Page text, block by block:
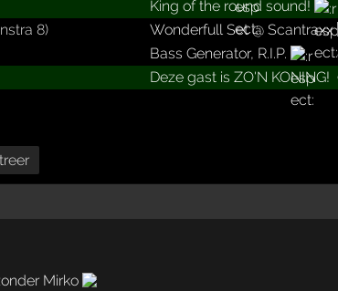
King of the round sound!
8) Wonderfull Set @ Scantraxx
Bass Generator, R.I.P.
Deze gast is ZO'N KONING!
Mirko